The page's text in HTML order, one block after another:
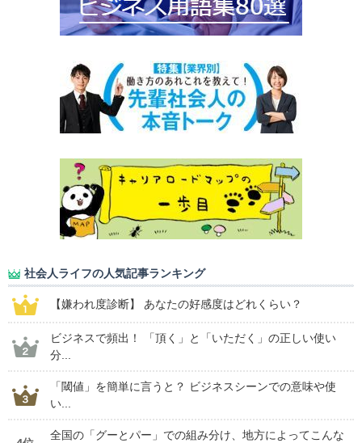
社会人ライフの人気記事ランキング
【嫌われ度診断】 あなたの好感度はどれくらい？
ビジネスで頻出！ 「頂く」と「いただく」の正しい使い
分...
「閾値」を簡単に言うと？ ビジネスシーンでの意味や使
い...
全国の「グーとパー」での組み分け、地方によってこんな